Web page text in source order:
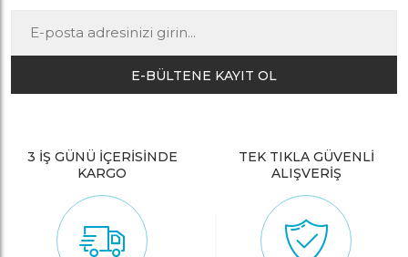
E-BÜLTENE KAYIT OL
3 İŞ GÜNÜ İÇERİSİNDE
KARGO
TEK TIKLA GÜVENLİ
ALIŞVERİŞ